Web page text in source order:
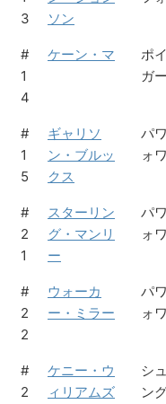
3
ソン
#
1
4
ケーン・マ
ポ
ガ
#
1
5
ギャリソ
ン・ブルッ
クス
パ
ォ
#
2
1
スターリン
グ・マンリ
ー
パ
ォ
#
2
2
ウォーカ
ー・ミラー
パ
ォ
#
2
ケニー・ウ
ィリアムズ
シ
ン